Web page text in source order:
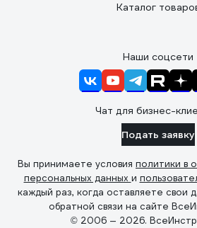
Каталог
Наши соцсети
Чат для бизнес-
Подать заявку
Вы принимаете условия политики в
персональных данных и
каждый раз, когда оставляете свои
обратной связи на сайте
© 2006 — 2026.